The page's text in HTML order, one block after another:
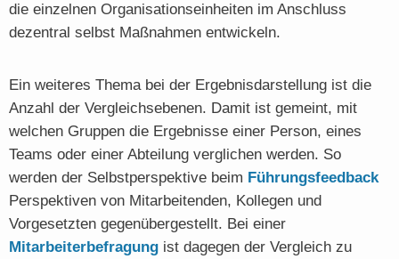
die einzelnen Organisationseinheiten im Anschluss
dezentral selbst Maßnahmen entwickeln.
Ein weiteres Thema bei der Ergebnisdarstellung ist die
Anzahl der Vergleichsebenen. Damit ist gemeint, mit
welchen Gruppen die Ergebnisse einer Person, eines
Teams oder einer Abteilung verglichen werden. So
werden der Selbstperspektive beim Führungsfeedback
Perspektiven von Mitarbeitenden, Kollegen und
Vorgesetzten gegenübergestellt. Bei einer
Mitarbeiterbefragung ist dagegen der Vergleich zu